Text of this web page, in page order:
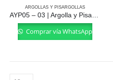
ARGOLLAS Y PISARGOLLAS
AYP05 – 03 | Argolla y Pisargolla
Comprar vía WhatsApp